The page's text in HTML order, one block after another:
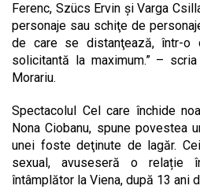
Ferenc, Szücs Ervin şi Varga
personaje sau schiţe de
de care se distanţează, într-o
solicitantă la maximum.” –
Morariu.
Spectacolul Cel care închide
Nona Ciobanu, spune
unei foste deţinute de lagăr.
sexual, avuseseră o relație
întâmplător la Viena, după 13 ani